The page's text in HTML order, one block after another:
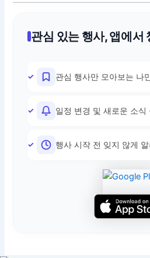
관심 있는 행사, 앱에서
관심 행사만 모아보는 나
일정 변경 및 새로운 소식
행사 시작 전 잊지 않게